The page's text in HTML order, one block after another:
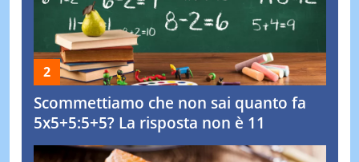
Scommettiamo che non sai quanto fa
5x5+5:5+5? La risposta non è 11